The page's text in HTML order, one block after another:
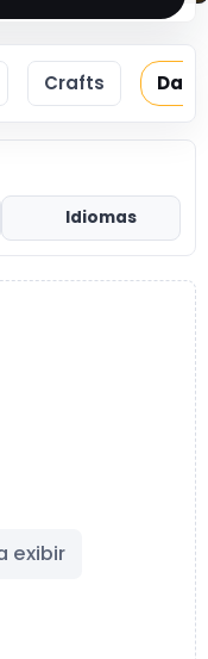
Crafts
Idiomas
exibir